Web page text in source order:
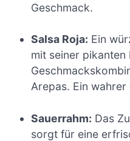
Geschmack.
Salsa Roja: Ein
mit seiner
Arepas. Ein wahrer
Sauerrahm: Das
sorgt für eine